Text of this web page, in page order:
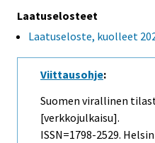
Laatuselosteet
Laatuseloste, kuolleet
Viittausohje:
Suomen virallinen
[verkkojulkaisu].
ISSN=1798-2529.